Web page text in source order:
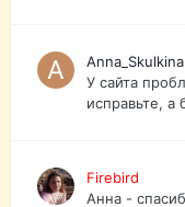
Anna_Skulkina
У сайта
исправьте, а
Firebird
Анна -